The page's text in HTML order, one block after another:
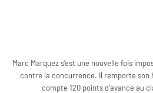
Marc Marquez s’est une nouvelle fois
contre la concurrence. Il remporte son
compte 120 points d’avance au